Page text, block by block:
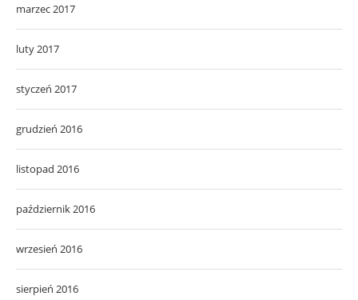
marzec 2017
luty 2017
styczeń 2017
grudzień 2016
listopad 2016
październik 2016
wrzesień 2016
sierpień 2016